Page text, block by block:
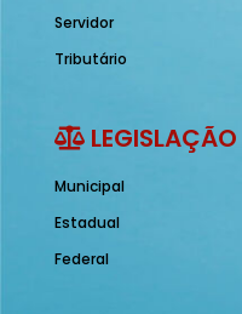
Servidor
Tributário
LEGISLAÇÃO
Municipal
Estadual
Federal